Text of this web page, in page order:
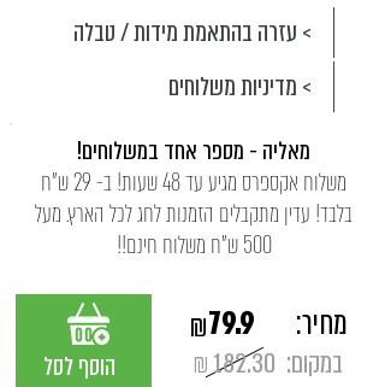
> עזרה בהתאמת מידות / טבלה
> מדיניות משלוחים
מאליה - מספר אחד במשלוחים!
משלוח אקספרס מגיע עד 48 שעות! ב- 29 ש"ח
בלבד! עדין מתקבלים הזמנות לחג לכל הארץ. מעל
500 ש"ח משלוח חינם!!
הוסף לסל ₪182.30 במקום:
₪79.9 מחיר: